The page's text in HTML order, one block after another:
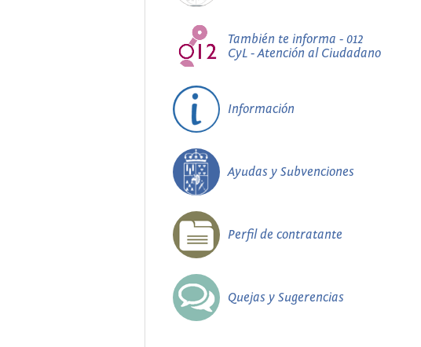
También te informa - 012
CyL - Atención al Ciudadano
Información
Ayudas y Subvenciones
Perfil de contratante
Quejas y Sugerencias